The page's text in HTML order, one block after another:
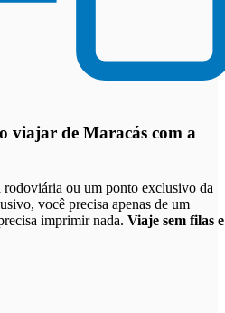
viajar de Maracás com a
rodoviária ou um ponto exclusivo da
você precisa apenas de um
imprimir nada. Viaje sem filas e